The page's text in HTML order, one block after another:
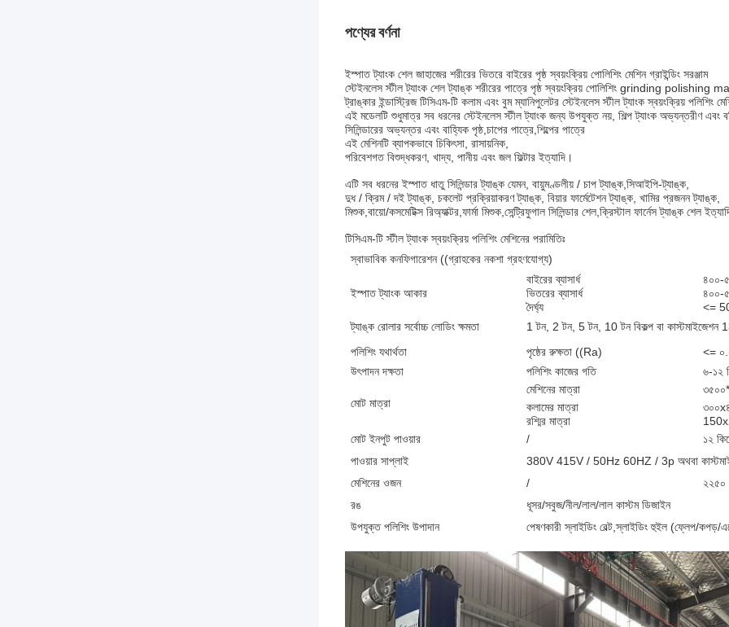
পণ্যের বর্ণনা
ইস্পাত ট্যাংক শেল জাহাজের শরীরের ভিতরে বাইরের পৃষ্ঠ স্বয়ংক্রিয় পোলিশিং মেশিন গ্রাইন্ডিং সরঞ্জাম
স্টেইনলেস স্টীল ট্যাংক শেল ট্যাঙ্ক শরীরের পাত্রে পৃষ্ঠ স্বয়ংক্রিয় পোলিশিং grinding polishing
ট্রাঙ্কার ইন্ডাস্ট্রিজ টিসিএম-টি কলাম এবং বুম ম্যানিপুলেটর স্টেইনলেস স্টীল ট্যাংক স্বয়ংক্রিয় পলিশিং
এই মডেলটি শুধুমাত্র সব ধরনের স্টেইনলেস স্টীল ট্যাংক জন্য উপযুক্ত নয়, শিল্প ট্যাংক অভ্যন্তরীণ এবং
সিলিন্ডারের অভ্যন্তর এবং বাহ্যিক পৃষ্ঠ,চাপের পাত্রে,শিল্পের পাত্রে
এই মেশিনটি ব্যাপকভাবে চিকিৎসা, রাসায়নিক,
পরিবেশগত বিশুদ্ধকরণ, খাদ্য, পানীয় এবং জল ফিল্টার ইত্যাদি।
এটি সব ধরনের ইস্পাত ধাতু সিলিন্ডার ট্যাঙ্ক যেমন, বায়ুমণ্ডলীয় / চাপ ট্যাঙ্ক,সিআইপি-ট্যাঙ্ক,
দুধ / ক্রিম / দই ট্যাঙ্ক, চকলেট প্রক্রিয়াকরণ ট্যাঙ্ক, বিয়ার ফার্মেটেশন ট্যাঙ্ক, খামির প্রজনন ট্যাঙ্ক,
মিশুক,বায়ো/কসমেটিক্স রিঅ্যাক্টর,ফার্মা মিশুক,সেন্ট্রিফুগাল সিলিন্ডার শেল,ক্রিস্টাল ফার্নেস ট্যাঙ্ক শেল
টিসিএম-টি স্টীল ট্যাংক স্বয়ংক্রিয় পলিশিং মেশিনের পরামিতিঃ
স্বাভাবিক কনফিগারেশন ((গ্রাহকের নকশা গ্রহণযোগ্য)
ইস্পাত ট্যাংক আকার
বাইরের ব্যাসার্ধ
৪০০-
ভিতরের ব্যাসার্ধ
৪০০-
দৈর্ঘ্য
<=
ট্যাঙ্ক রোলার সর্বোচ্চ লোডিং ক্ষমতা
1 টন, 2 টন, 5 টন, 10 টন বিকল্প বা
পলিশিং যথার্থতা
পৃষ্ঠের রুক্ষতা ((Ra)
<=
উৎপাদন দক্ষতা
পলিশিং কাজের গতি ৬-১২
মোট মাত্রা
মেশিনের মাত্রা
কলামের মাত্রা
রশ্মির মাত্রা
মোট ইনপুট পাওয়ার
/
১২
পাওয়ার সাপ্লাই
380V 415V / 50Hz 60HZ / 3p অথবা
মেশিনের ওজন
/
২২৫০
রঙ
ধূসর/সবুজ/নীল/লাল/লাল কাস্টম ডিজাইন
উপযুক্ত পলিশিং উপাদান
পেষণকারী স্লাইডিং বেল্ট,স্লাইডিং হুইল (ফ্লেপ/কপড়/